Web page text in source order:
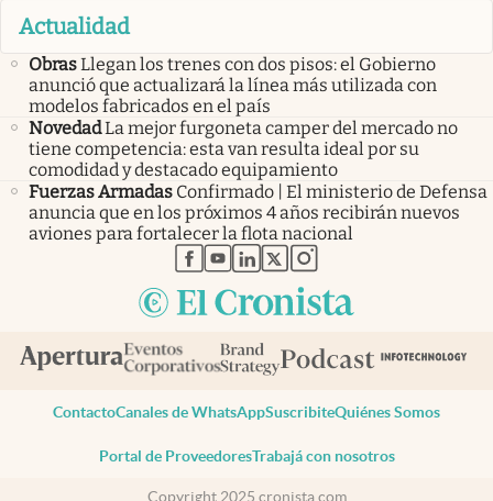
Actualidad
ObrasLlegan los trenes con dos pisos: el Gobierno
anunció que actualizará la línea más utilizada con
modelos fabricados en el país
NovedadLa mejor furgoneta camper del mercado no
tiene competencia: esta van resulta ideal por su
comodidad y destacado equipamiento
Fuerzas Armadas Confirmado | El ministerio de Defensa
anuncia que en los próximos 4 años recibirán nuevos
aviones para fortalecer la flota nacional
abre en nueva pestaña
abre en nueva pestaña
abre en nueva pestaña
abre en nueva pestaña
abre en nueva pestaña
ContactoCanales de WhatsAppSuscribiteQuiénes Somos
Portal de ProveedoresTrabajá con nosotros
Copyright 2025 cronista.com